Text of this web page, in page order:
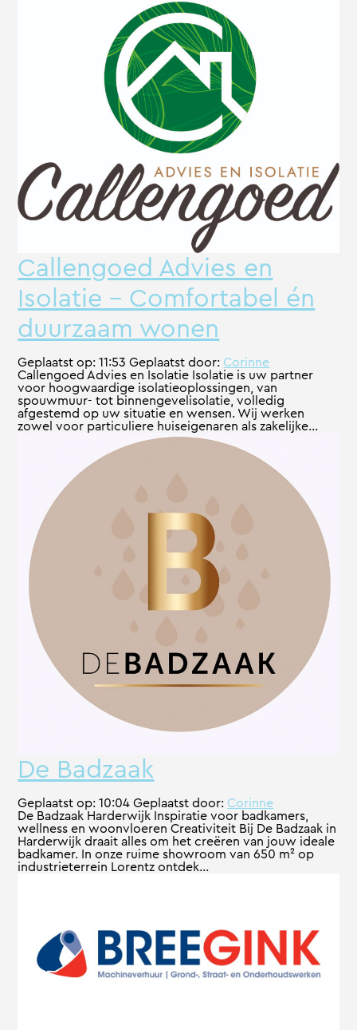
Callengoed Advies en
Isolatie – Comfortabel én
duurzaam wonen
Geplaatst op:11:53Geplaatst door: Corinne
Callengoed Advies en Isolatie Isolatie is uw partner
voor hoogwaardige isolatieoplossingen, van
spouwmuur- tot binnengevelisolatie, volledig
afgestemd op uw situatie en wensen. Wij werken
zowel voor particuliere huiseigenaren als zakelijke...
De Badzaak
Geplaatst op:10:04Geplaatst door: Corinne
De Badzaak Harderwijk Inspiratie voor badkamers,
wellness en woonvloeren Creativiteit Bij De Badzaak in
Harderwijk draait alles om het creëren van jouw ideale
badkamer. In onze ruime showroom van 650 m² op
industrieterrein Lorentz ontdek...